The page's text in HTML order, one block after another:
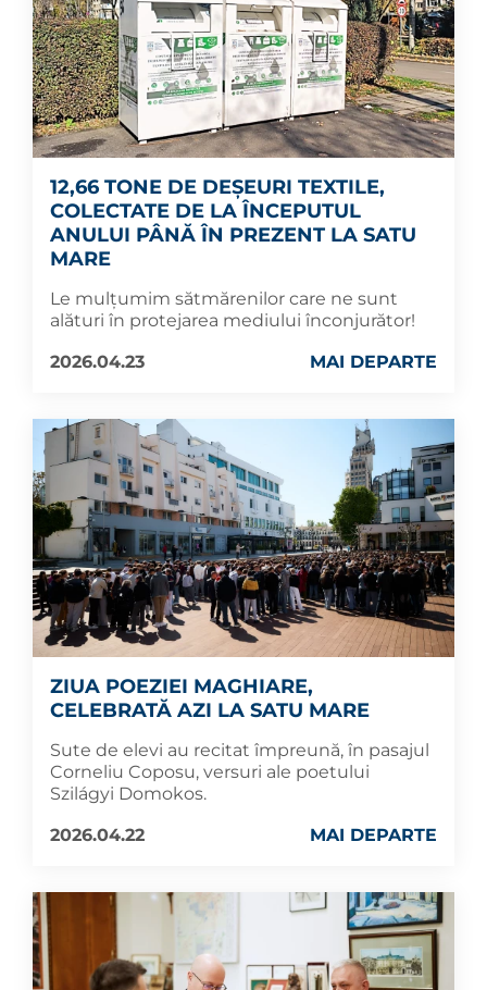
12,66 TONE DE DEȘEURI TEXTILE,
COLECTATE DE LA ÎNCEPUTUL
ANULUI PÂNĂ ÎN PREZENT LA SATU
MARE
Le mulțumim sătmărenilor care ne sunt
alături în protejarea mediului înconjurător!
2026.04.23
MAI DEPARTE
ZIUA POEZIEI MAGHIARE,
CELEBRATĂ AZI LA SATU MARE
Sute de elevi au recitat împreună, în pasajul
Corneliu Coposu, versuri ale poetului
Szilágyi Domokos.
2026.04.22
MAI DEPARTE